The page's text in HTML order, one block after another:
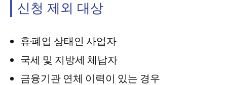
신청 제외 대상
휴·폐업 상태인 사업자
국세 및 지방세 체납자
금융기관 연체 이력이 있는 경우